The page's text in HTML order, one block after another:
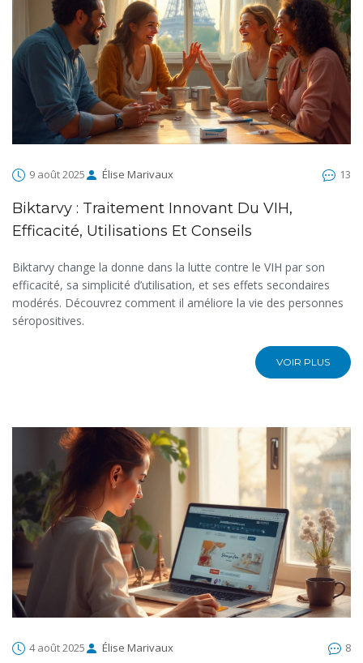
9 août 2025 Élise Marivaux 13
Biktarvy : Traitement Innovant Du VIH,
Efficacité, Utilisations Et Conseils
Biktarvy change la donne dans la lutte contre le VIH par son
efficacité, sa simplicité d’utilisation, et ses effets secondaires
modérés. Découvrez comment il améliore la vie des personnes
séropositives.
VOIR PLUS
4 août 2025 Élise Marivaux 8